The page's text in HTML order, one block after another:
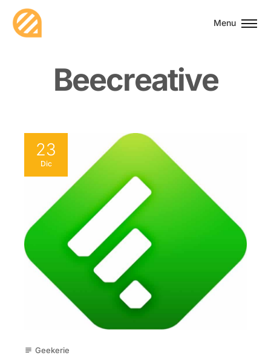
Menu
Beecreative
23
Dic
subject Geekerie